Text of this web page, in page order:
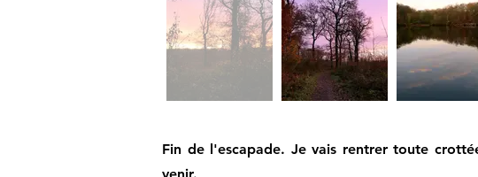
Fin de l'escapade. Je vais rentrer toute